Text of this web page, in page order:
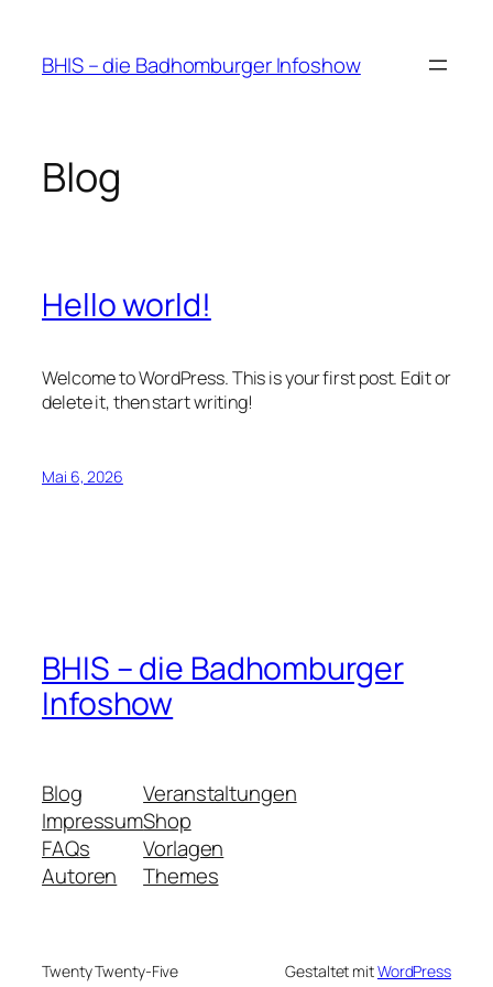
springen
BHIS – die Badhomburger Infoshow
Blog
Hello world!
Welcome to WordPress. This is your first post. Edit or
delete it, then start writing!
Mai 6, 2026
BHIS – die Badhomburger
Infoshow
Blog
Impressum
FAQs
Autoren
Veranstaltungen
Shop
Vorlagen
Themes
Twenty Twenty-Five Gestaltet mitWordPress